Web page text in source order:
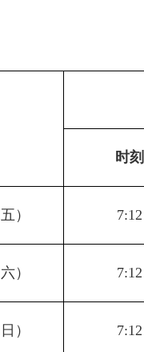
时刻
） 7:12
） 7:12
） 7:12